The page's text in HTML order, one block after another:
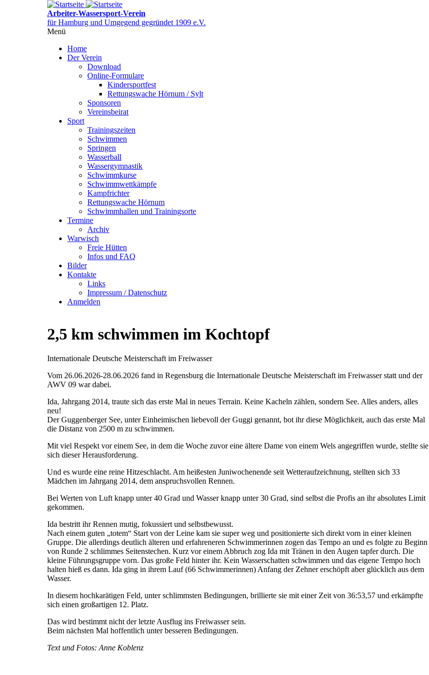
Arbeiter-Wassersport-Verein
für Hamburg und Umgegend gegründet 1909 e.V.
Menü
Home
Der Verein
Download
Online-Formulare
Kindersportfest
Rettungswache Hörnum / Sylt
Sponsoren
Vereinsbeirat
Sport
Trainingszeiten
Schwimmen
Springen
Wasserball
Wassergymnastik
Schwimmkurse
Schwimmwettkämpfe
Kampfrichter
Rettungswache Hörnum
Schwimmhallen und Trainingsorte
Termine
Archiv
Warwisch
Freie Hütten
Infos und FAQ
Bilder
Kontakte
Links
Impressum / Datenschutz
Anmelden
2,5 km schwimmen im Kochtopf
Internationale Deutsche Meisterschaft im Freiwasser
Vom 26.06.2026-28.06.2026 fand in Regensburg die Internationale Deutsche Meisterschaft im Freiwasser statt und der
AWV 09 war dabei.
Ida, Jahrgang 2014, traute sich das erste Mal in neues Terrain. Keine Kacheln zählen, sondern See. Alles anders, alles
neu!
Der Guggenberger See, unter Einheimischen liebevoll der Guggi genannt, bot ihr diese Möglichkeit, auch das erste Mal
die Distanz von 2500 m zu schwimmen.
Mit viel Respekt vor einem See, in dem die Woche zuvor eine ältere Dame von einem Wels angegriffen wurde, stellte sie
sich dieser Herausforderung.
Und es wurde eine reine Hitzeschlacht. Am heißesten Juniwochenende seit Wetteraufzeichnung, stellten sich 33
Mädchen im Jahrgang 2014, dem anspruchsvollen Rennen.
Bei Werten von Luft knapp unter 40 Grad und Wasser knapp unter 30 Grad, sind selbst die Profis an ihr absolutes Limit
gekommen.
Ida bestritt ihr Rennen mutig, fokussiert und selbstbewusst.
Nach einem guten „totem“ Start von der Leine kam sie super weg und positionierte sich direkt vorn in einer kleinen
Gruppe. Die allerdings deutlich älteren und erfahreneren Schwimmerinnen zogen das Tempo an und es folgte zu Beginn
von Runde 2 schlimmes Seitenstechen. Kurz vor einem Abbruch zog Ida mit Tränen in den Augen tapfer durch. Die
kleine Führungsgruppe vorn. Das große Feld hinter ihr. Kein Wasserschatten schwimmen und das eigene Tempo hoch
halten hieß es dann. Ida ging in ihrem Lauf (66 Schwimmerinnen) Anfang der Zehner erschöpft aber glücklich aus dem
Wasser.
In diesem hochkarätigen Feld, unter schlimmsten Bedingungen, brillierte sie mit einer Zeit von 36:53,57 und erkämpfte
sich einen großartigen 12. Platz.
Das wird bestimmt nicht der letzte Ausflug ins Freiwasser sein.
Beim nächsten Mal hoffentlich unter besseren Bedingungen.
Text und Fotos: Anne Koblenz